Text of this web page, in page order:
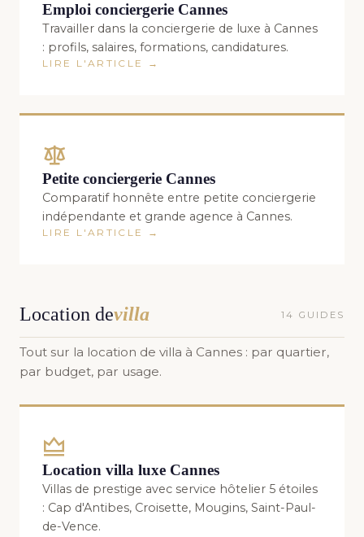
Emploi conciergerie Cannes
Travailler dans la conciergerie de luxe à Cannes
: profils, salaires, formations, candidatures.
LIRE L'ARTICLE →
Petite conciergerie Cannes
Comparatif honnête entre petite conciergerie
indépendante et grande agence à Cannes.
LIRE L'ARTICLE →
Location devilla 14 GUIDES
Tout sur la location de villa à Cannes : par quartier,
par budget, par usage.
Location villa luxe Cannes
Villas de prestige avec service hôtelier 5 étoiles
: Cap d'Antibes, Croisette, Mougins, Saint-Paul-
de-Vence.